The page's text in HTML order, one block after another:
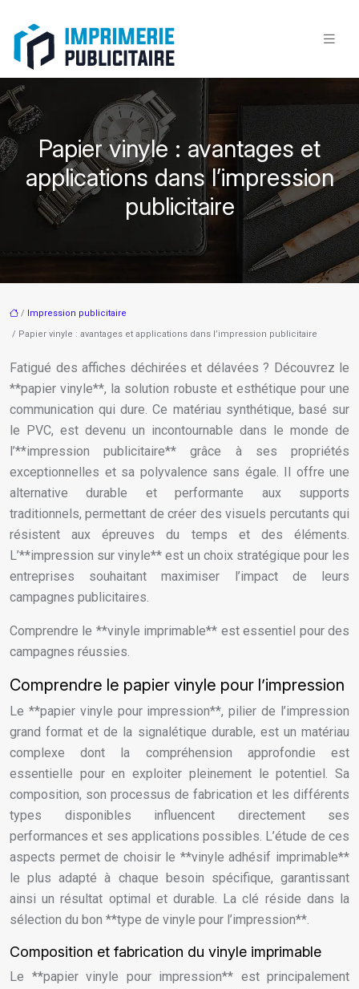
Papier vinyle : avantages et
applications dans l’impression
publicitaire
/
Impression publicitaire
/ Papier vinyle : avantages et applications dans l’impression publicitaire
Fatigué des affiches déchirées et délavées ? Découvrez le
**papier vinyle**, la solution robuste et esthétique pour une
communication qui dure. Ce matériau synthétique, basé sur
le PVC, est devenu un incontournable dans le monde de
l’**impression publicitaire** grâce à ses propriétés
exceptionnelles et sa polyvalence sans égale. Il offre une
alternative durable et performante aux supports
traditionnels, permettant de créer des visuels percutants qui
résistent aux épreuves du temps et des éléments.
L’**impression sur vinyle** est un choix stratégique pour les
entreprises souhaitant maximiser l’impact de leurs
campagnes publicitaires.
Comprendre le **vinyle imprimable** est essentiel pour des
campagnes réussies.
Comprendre le papier vinyle pour l’impression
Le **papier vinyle pour impression**, pilier de l’impression
grand format et de la signalétique durable, est un matériau
complexe dont la compréhension approfondie est
essentielle pour en exploiter pleinement le potentiel. Sa
composition, son processus de fabrication et les différents
types disponibles influencent directement ses
performances et ses applications possibles. L’étude de ces
aspects permet de choisir le **vinyle adhésif imprimable**
le plus adapté à chaque besoin spécifique, garantissant
ainsi un résultat optimal et durable. La clé réside dans la
sélection du bon **type de vinyle pour l’impression**.
Composition et fabrication du vinyle imprimable
Le **papier vinyle pour impression** est principalement